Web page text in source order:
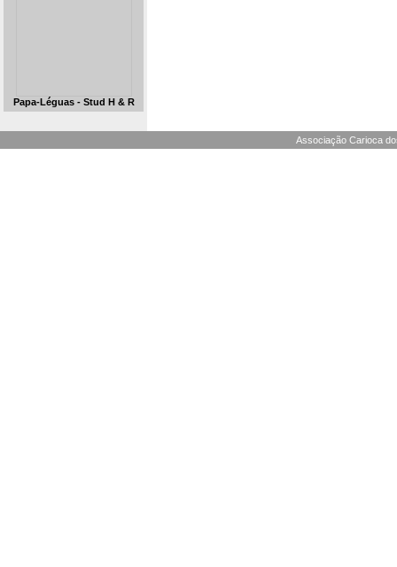
Papa-Léguas - Stud H & R
Associação Carioca